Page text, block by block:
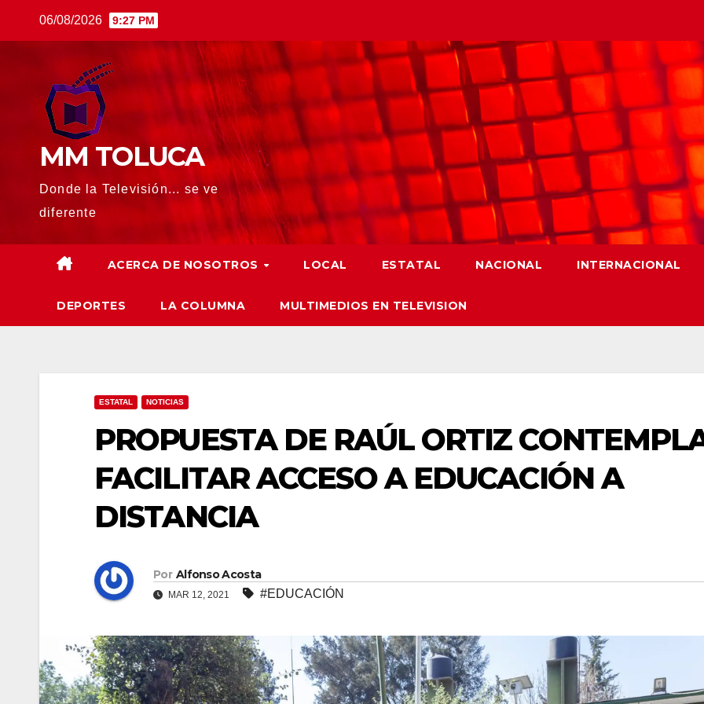
06/08/2026 9:27 PM
MM TOLUCA
Donde la Televisión... se ve
diferente
ACERCA DE NOSOTROS LOCAL ESTATAL NACIONAL INTERNACIONAL
DEPORTES LA COLUMNA MULTIMEDIOS EN TELEVISION
ESTATAL NOTICIAS
PROPUESTA DE RAÚL ORTIZ
FACILITAR ACCESO A EDUCACIÓN A
DISTANCIA
Por Alfonso Acosta
MAR 12, 2021 #EDUCACIÓN